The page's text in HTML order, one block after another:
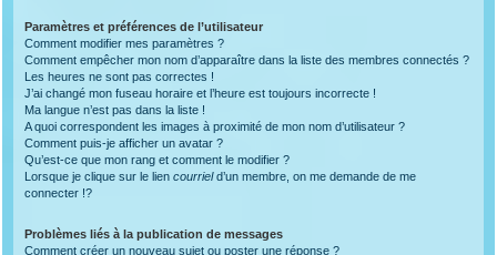
Paramètres et préférences de l’utilisateur
Comment modifier mes paramètres ?
Comment empêcher mon nom d’apparaître dans la liste des membres connectés ?
Les heures ne sont pas correctes !
J’ai changé mon fuseau horaire et l’heure est toujours incorrecte !
Ma langue n’est pas dans la liste !
A quoi correspondent les images à proximité de mon nom d’utilisateur ?
Comment puis-je afficher un avatar ?
Qu’est-ce que mon rang et comment le modifier ?
Lorsque je clique sur le lien courrield’un membre, on me demande de me
connecter !?
Problèmes liés à la publication de messages
Comment créer un nouveau sujet ou poster une réponse ?